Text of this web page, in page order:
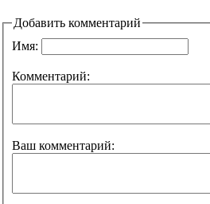
Добавить комментарий
Имя:
Комментарий:
Ваш комментарий: